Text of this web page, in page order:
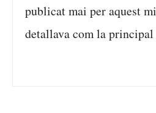
publicat mai per aquest
detallava com la principal